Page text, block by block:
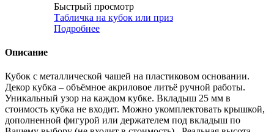
Быстрый просмотр
Табличка на кубок или приз
Подробнее
Описание
Кубок с металлической чашей на пластиковом основании.
Декор кубка – объёмное акриловое литьё ручной работы.
Уникальный узор на каждом кубке. Вкладыш 25 мм в
стоимость кубка не входит. Можно укомплектовать крышкой,
дополненной фигурой или держателем под вкладыш по